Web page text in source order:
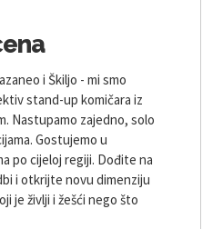
i Škiljo - mi smo
stand-up komičara iz
Nastupamo zajedno, solo
Gostujemo u
po cijeloj regiji. Dođite na
i otkrijte novu dimenziju
je življi i žešći nego što